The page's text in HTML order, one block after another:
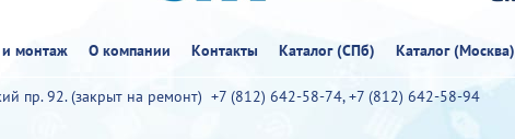
и монтаж О компании Контакты Каталог (СПб) Каталог (Москва)
пр. 92. (закрыт на ремонт) +7 (812) 642-58-74,+7 (812) 642-58-94